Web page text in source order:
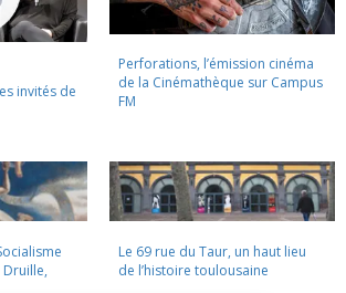
invités de
Perforations, l’émission cinéma
de la Cinémathèque sur Campus
FM
Druille,
Le 69 rue du Taur, un haut lieu
de l’histoire toulousaine